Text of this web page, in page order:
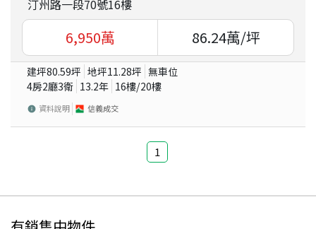
汀州路一段70號16樓
6,950萬 86.24萬/坪
建坪80.59坪 地坪11.28坪 無車位
4房2廳3衛 13.2年 16樓/20樓
資料說明 信義成交
1